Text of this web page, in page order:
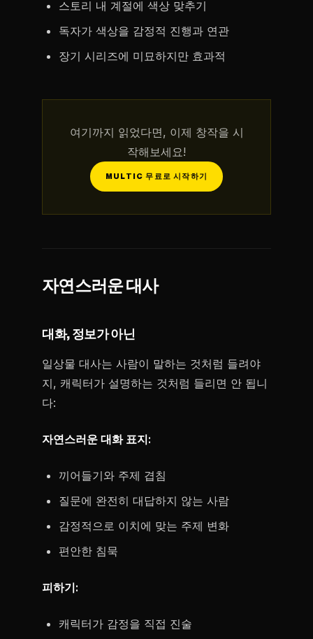
스토리 내 계절에 색상 맞추기
독자가 색상을 감정적 진행과 연관
장기 시리즈에 미묘하지만 효과적
여기까지 읽었다면, 이제 창작을 시
작해보세요!
MULTIC 무료로 시작하기
자연스러운 대사
대화, 정보가 아닌
일상물 대사는 사람이 말하는 것처럼 들려야
지, 캐릭터가 설명하는 것처럼 들리면 안 됩니
다:
자연스러운 대화 표지:
끼어들기와 주제 겹침
질문에 완전히 대답하지 않는 사람
감정적으로 이치에 맞는 주제 변화
편안한 침묵
피하기:
캐릭터가 감정을 직접 진술